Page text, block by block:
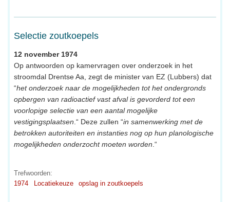
Selectie zoutkoepels
12 november 1974
Op antwoorden op kamervragen over onderzoek in het
stroomdal Drentse Aa, zegt de minister van EZ (Lubbers) dat
“het onderzoek naar de mogelijkheden tot het ondergronds
opbergen van radioactief vast afval is gevorderd tot een
voorlopige selectie van een aantal mogelijke
vestigingsplaatsen.“ Deze zullen “in samenwerking met de
betrokken autoriteiten en instanties nog op hun planologische
mogelijkheden onderzocht moeten worden.“
Trefwoorden:
1974
Locatiekeuze opslag in zoutkoepels